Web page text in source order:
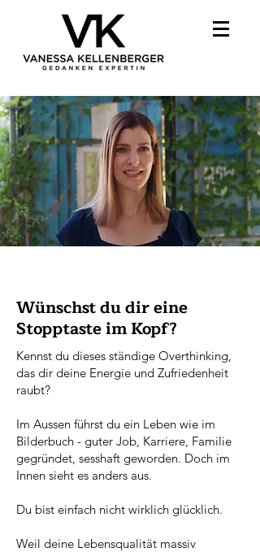
Wünschst du dir eine
Stopptaste im Kopf?
Kennst du dieses ständige Overthinking,
das dir deine Energie und Zufriedenheit
raubt?
Im Aussen führst du ein Leben wie im
Bilderbuch - guter Job, Karriere, Familie
gegründet, sesshaft geworden. Doch im
Innen sieht es anders aus.
Du bist einfach nicht wirklich glücklich.
Weil deine Lebensqualität massiv